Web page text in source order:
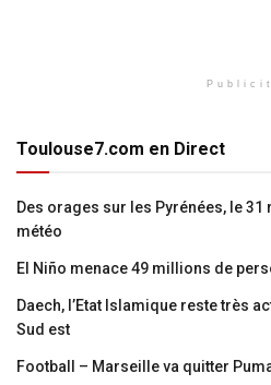
Toulouse7.com en Direct
Des orages sur les Pyrénées, le
météo
El Niño menace 49 millions de
Daech, l’Etat Islamique reste très
Sud est
Football – Marseille va quitter